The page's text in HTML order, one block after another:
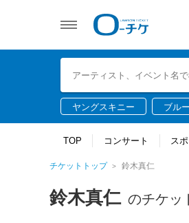
ヤングスキニー ブル
TOP コンサート ス
チケットトップ 鈴木真仁
鈴木真仁 のチケッ